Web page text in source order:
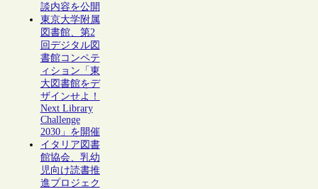
談内容を公開
東京大学附属
図書館、第2
回デジタル図
書館コンペテ
ィション「東
大図書館をデ
ザインせよ！
Next Library
Challenge
2030」を開催
イタリア図書
館協会、乳幼
児向け読書推
進プロジェク